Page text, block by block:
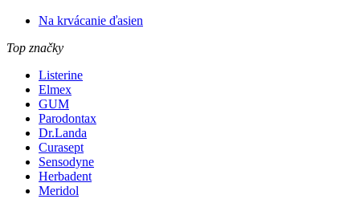
Na krvácanie ďasien
Top značky
Listerine
Elmex
GUM
Parodontax
Dr.Landa
Curasept
Sensodyne
Herbadent
Meridol